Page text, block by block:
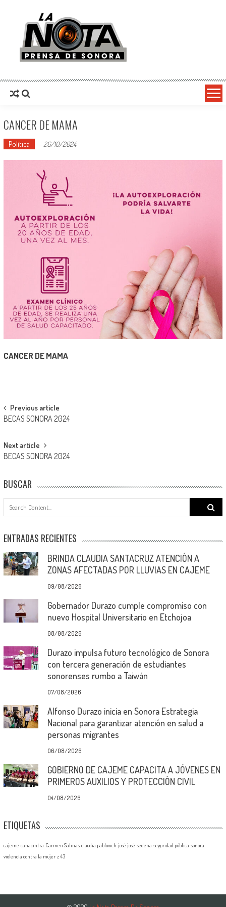
La Nota Prensa De Sonora
CANCER DE MAMA
Política - 26/10/2024
CANCER DE MAMA
Post
navigation
Previous article
BECAS SONORA 2024
Next article
BECAS SONORA 2024
BUSCAR
Search
for:
ENTRADAS RECIENTES
BRINDA CLAUDIA SANTACRUZ ATENCIÓN A
ZONAS AFECTADAS POR LLUVIAS EN CAJEME
09/08/2026
Gobernador Durazo cumple compromiso con
nuevo Hospital Universitario en Etchojoa
08/08/2026
Durazo impulsa futuro tecnológico de Sonora
con tercera generación de estudiantes
sonorenses rumbo a Taiwán
07/08/2026
Alfonso Durazo inicia en Sonora Estrategia
Nacional para garantizar atención en salud a
personas migrantes
06/08/2026
GOBIERNO DE CAJEME CAPACITA A JÓVENES EN
PRIMEROS AUXILIOS Y PROTECCIÓN CIVIL
04/08/2026
ETIQUETAS
cajeme canacintra Carmen Salinas claudia pablovich josé josé sedena seguridad pública sonora
violencia contra la mujer z 43